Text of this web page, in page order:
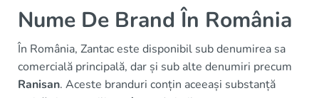
Nume De Brand În România
În România, Zantac este disponibil sub denumirea sa
comercială principală, dar și sub alte denumiri precum
Ranisan. Aceste branduri conțin aceeași substanță